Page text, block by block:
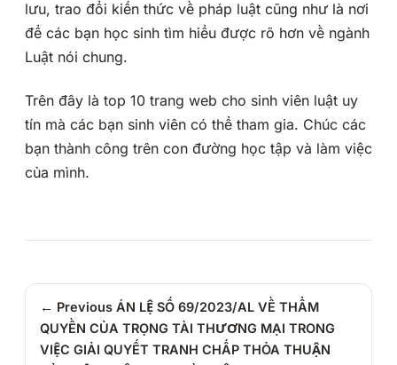
lưu, trao đổi kiến thức về pháp luật cũng như là nơi
để các bạn học sinh tìm hiểu được rõ hơn về ngành
Luật nói chung.
Trên đây là top 10 trang web cho sinh viên luật uy
tín mà các bạn sinh viên có thể tham gia. Chúc các
bạn thành công trên con đường học tập và làm việc
của mình.
← Previous ÁN LỆ SỐ 69/2023/AL VỀ THẨM
QUYỀN CỦA TRỌNG TÀI THƯƠNG MẠI TRONG
VIỆC GIẢI QUYẾT TRANH CHẤP THỎA THUẬN